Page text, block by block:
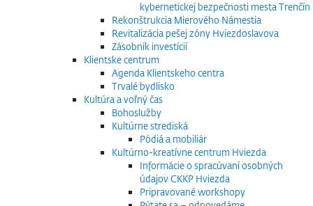
kybernetickej bezpečnosti mesta Trenčín
Rekonštrukcia Mierového Námestia
Revitalizácia pešej zóny Hviezdoslavova
Zásobník investícií
Klientske centrum
Agenda Klientskeho centra
Trvalé bydlisko
Kultúra a voľný čas
Bohoslužby
Kultúrne strediská
Pódiá a mobiliár
Kultúrno-kreatívne centrum Hviezda
Informácie o spracúvaní osobných
údajov CKKP Hviezda
Pripravované workshopy